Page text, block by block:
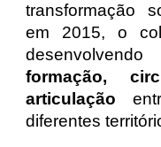
transformação
em 2015, o
formação,
articulação
diferentes